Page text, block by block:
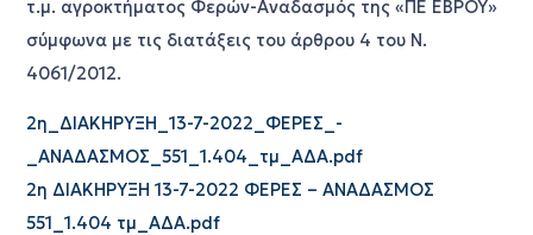
τ.μ. αγροκτήματος Φερών-Αναδασμός της «ΠΕ ΕΒΡΟΥ»
σύμφωνα με τις διατάξεις του άρθρου 4 του Ν.
4061/2012.
2η_ΔΙΑΚΗΡΥΞΗ_13-7-2022_ΦΕΡΕΣ_-
_ΑΝΑΔΑΣΜΟΣ_551_1.404_τμ_ΑΔΑ.pdf
2η ΔΙΑΚΗΡΥΞΗ 13-7-2022 ΦΕΡΕΣ – ΑΝΑΔΑΣΜΟΣ
551_1.404 τμ_ΑΔΑ.pdf